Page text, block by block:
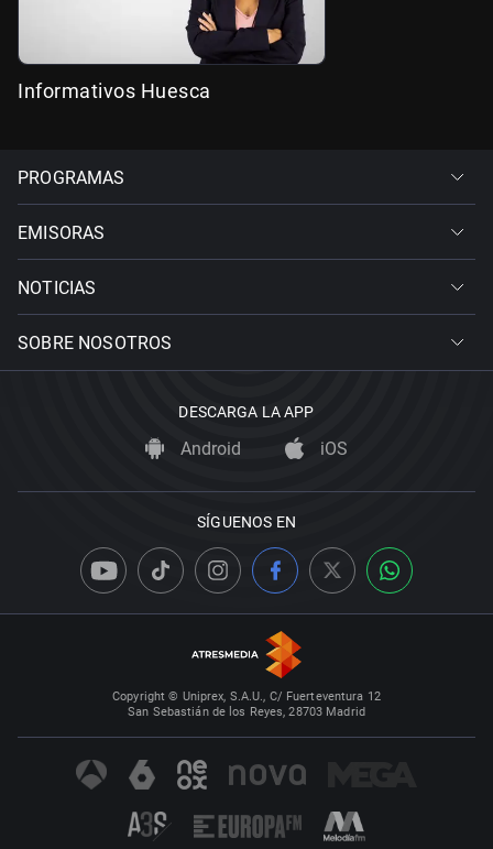
Informativos Huesca
PROGRAMAS
EMISORAS
NOTICIAS
SOBRE NOSOTROS
DESCARGA LA APP
Android iOS
SÍGUENOS EN
Copyright © Uniprex, S.A.U., C/ Fuerteventura 12
San Sebastián de los Reyes, 28703 Madrid